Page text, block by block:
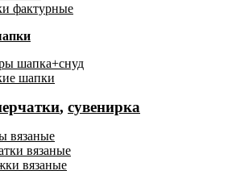
фактурные
шапка+снуд
шапки
, сувенирка
вязаные
вязаные
вязаные